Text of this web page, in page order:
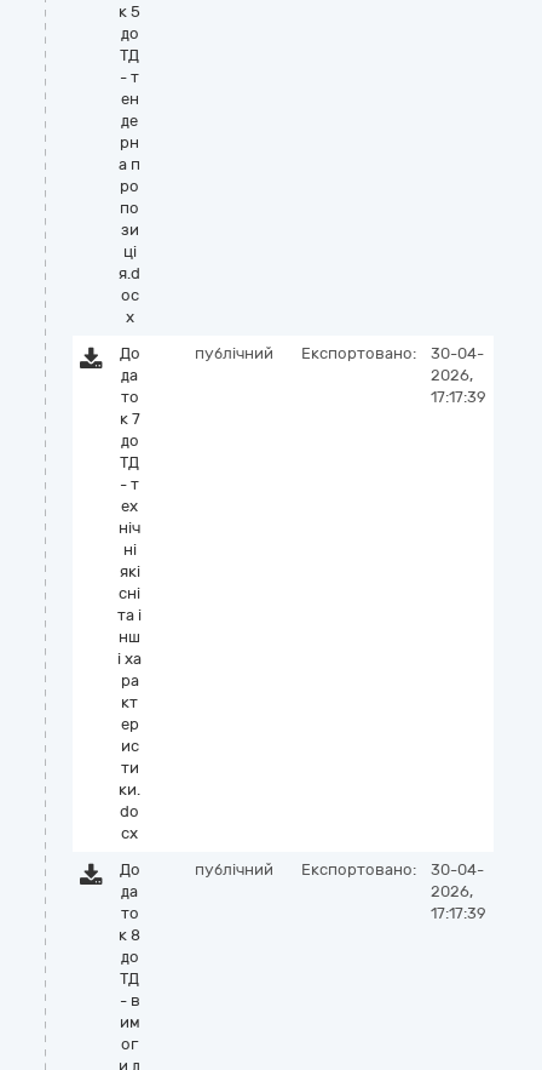
к 5
до
ТД
- т
ен
де
рн
а п
ро
по
зи
цi
я.d
oc
x
До
да
то
к 7
до
ТД
- т
ех
нiч
нi
якi
снi
та i
нш
i ха
ра
кт
ер
ис
ти
ки.
do
cx
публічний Експортовано:
30-04-
2026,
17:17:39
До
да
то
к 8
до
ТД
- в
им
ог
и д
публічний Експортовано:
30-04-
2026,
17:17:39